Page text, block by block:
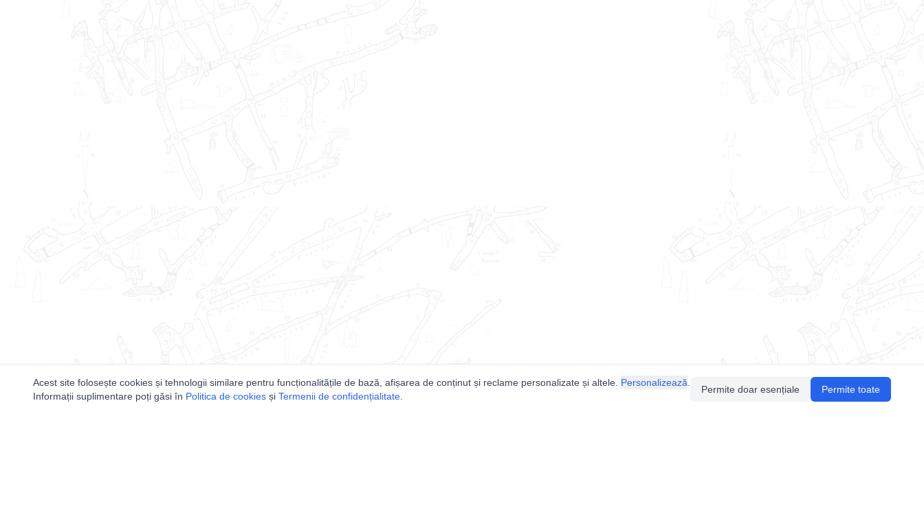
Acest site folosește cookies și tehnologii similare pentru funcționalitățile de bază, afișarea de conținut și reclame personalizate și altele. Personalizează
Informații suplimentare poți găsi în Politica de cookies și Termenii de confidențialitate
Permite doar esențiale Permite toate